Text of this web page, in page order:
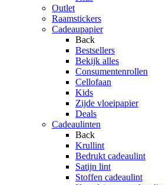
Outlet
Raamstickers
Cadeaupapier
Back
Bestsellers
Bekijk alles
Consumentenrollen
Cellofaan
Kids
Zijde vloeipapier
Deals
Cadeaulinten
Back
Krullint
Bedrukt cadeaulint
Satijn lint
Stoffen cadeaulint